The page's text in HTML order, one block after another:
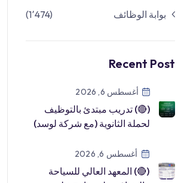
بوابة الوظائف (1٬474)
Recent Post
أغسطس 6, 2026
(🔴) تدريب مبتدئ بالتوظيف
لحملة الثانوية (مع شركة لوسد)
[…]أغسطس 6, 2026
(🔴) المعهد العالي للسياحة